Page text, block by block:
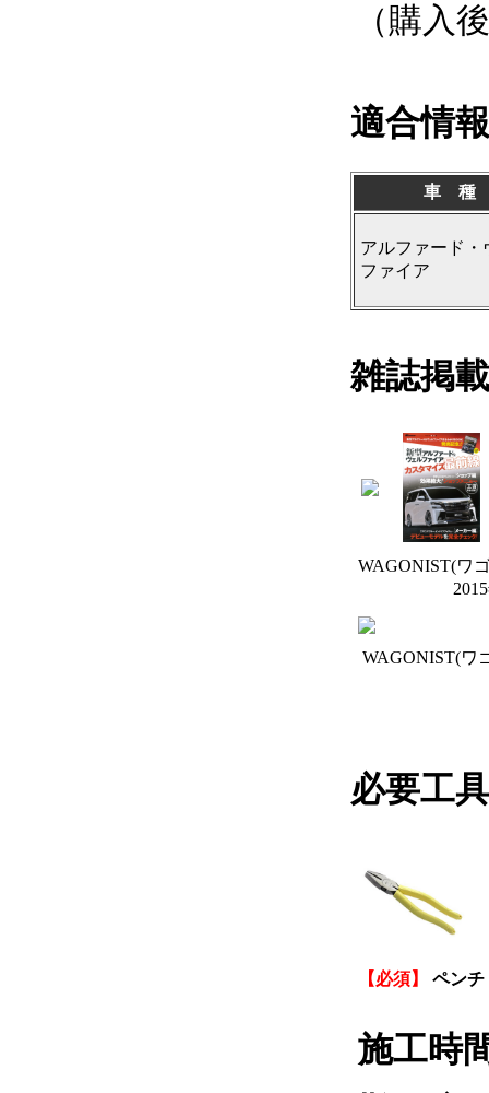
（購入
適合情報
車 種
アルファード・
ファイア
雑誌掲載
WAGONIST(ワ
WAGONIST(ワ
必要工具
【必須】 ペンチ
施工時